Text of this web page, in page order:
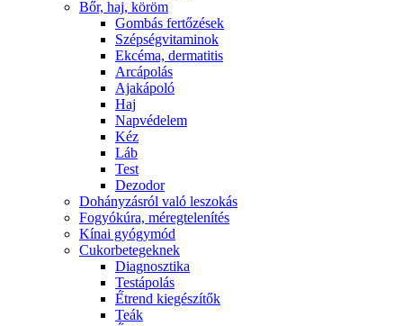
Bőr, haj, köröm
Gombás fertőzések
Szépségvitaminok
Ekcéma, dermatitis
Arcápolás
Ajakápoló
Haj
Napvédelem
Kéz
Láb
Test
Dezodor
Dohányzásról való leszokás
Fogyókúra, méregtelenítés
Kínai gyógymód
Cukorbetegeknek
Diagnosztika
Testápolás
É́trend kiegészítők
Teák